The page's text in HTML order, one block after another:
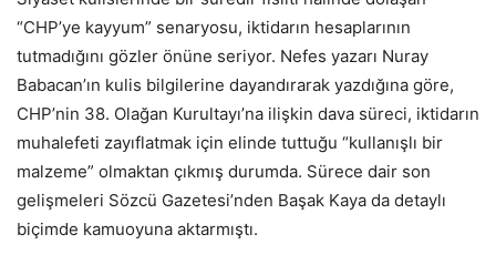
“CHP’ye kayyum” senaryosu, iktidarın hesaplarının
tutmadığını gözler önüne seriyor. Nefes yazarı Nuray
Babacan’ın kulis bilgilerine dayandırarak yazdığına göre,
CHP’nin 38. Olağan Kurultayı’na ilişkin dava süreci, iktidarın
muhalefeti zayıflatmak için elinde tuttuğu “kullanışlı bir
malzeme” olmaktan çıkmış durumda. Sürece dair son
gelişmeleri Sözcü Gazetesi’nden Başak Kaya da detaylı
biçimde kamuoyuna aktarmıştı.